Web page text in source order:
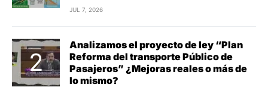
JUL 7, 2026
Analizamos el proyecto de ley “Plan
Reforma del transporte Público de
Pasajeros” ¿Mejoras reales o más de
lo mismo?